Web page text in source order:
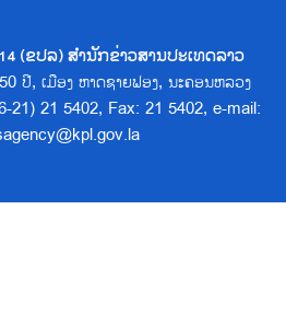
(ຂປລ) ສຳນັກຂ່າວສານປະເທດລາວ
ປີ, ເມືອງ ຫາດຊາຍຟອງ, ນະຄອນຫລວງ
21) 21 5402, Fax: 21 5402, e-mail: